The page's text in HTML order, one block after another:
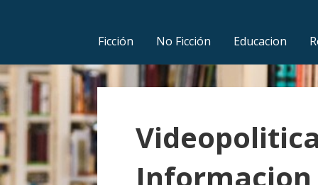
n
t
e
n
i
d
Ficción No Ficción Educacion
Informacion